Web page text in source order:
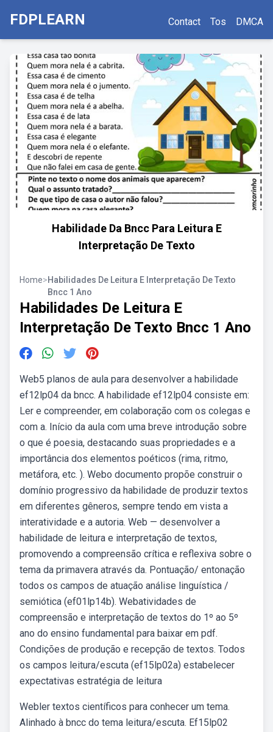
FDPLEARN Contact Tos DMCA
Habilidade Da Bncc Para Leitura E
Interpretação De Texto
Home>Habilidades De Leitura E Interpretação De Texto
Bncc 1 Ano
Habilidades De Leitura E
Interpretação De Texto Bncc 1 Ano
Web5 planos de aula para desenvolver a habilidade
ef12lp04 da bncc. A habilidade ef12lp04 consiste em:
Ler e compreender, em colaboração com os colegas e
com a. Início da aula com uma breve introdução sobre
o que é poesia, destacando suas propriedades e a
importância dos elementos poéticos (rima, ritmo,
metáfora, etc. ). Webo documento propõe construir o
domínio progressivo da habilidade de produzir textos
em diferentes gêneros, sempre tendo em vista a
interatividade e a autoria. Web — desenvolver a
habilidade de leitura e interpretação de textos,
promovendo a compreensão crítica e reflexiva sobre o
tema da primavera através da. Pontuação/ entonação
todos os campos de atuação análise linguística /
semiótica (ef01lp14b). Webatividades de
compreensão e interpretação de textos do 1º ao 5º
ano do ensino fundamental para baixar em pdf.
Condições de produção e recepção de textos. Todos
os campos leitura/escuta (ef15lp02a) estabelecer
expectativas estratégia de leitura
Webler textos científicos para conhecer um tema.
Alinhado à bncc do tema leitura/escuta. Ef15lp02